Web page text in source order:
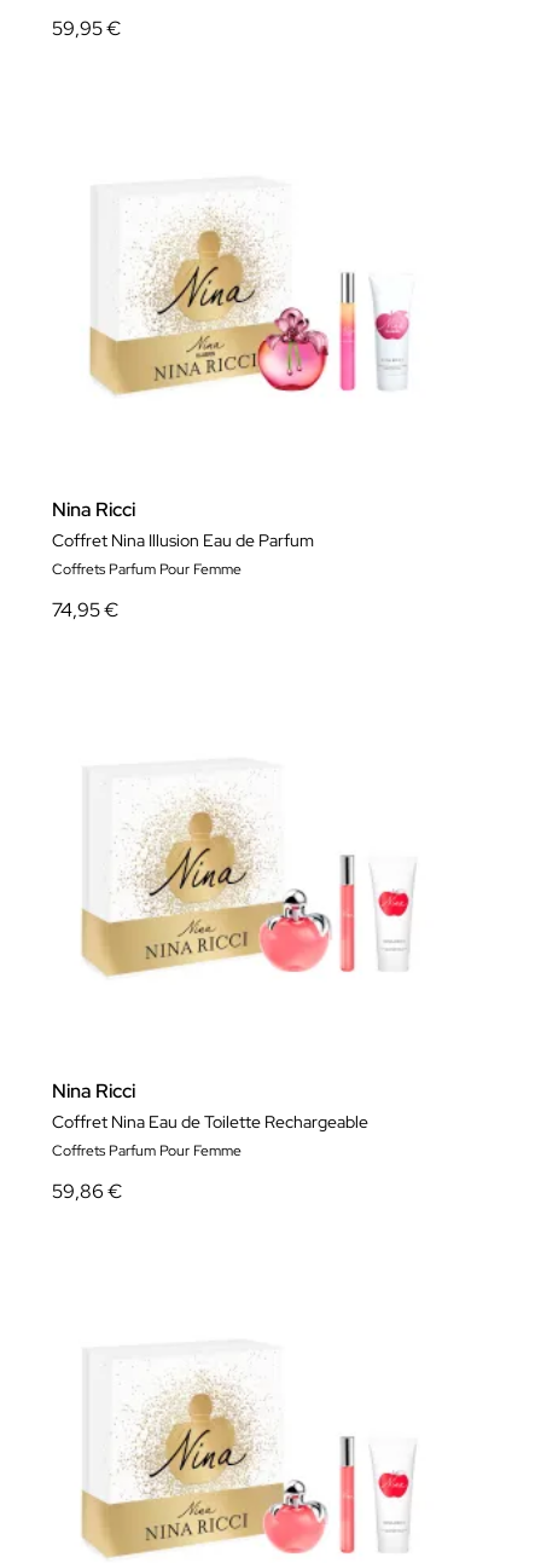
59,95 €
Nina Ricci
Coffret Nina Illusion Eau de Parfum
Coffrets Parfum Pour Femme
74,95 €
Nina Ricci
Coffret Nina Eau de Toilette Rechargeable
Coffrets Parfum Pour Femme
59,86 €